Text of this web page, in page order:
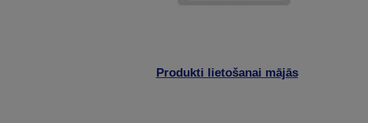
Produkti lietošanai mājās